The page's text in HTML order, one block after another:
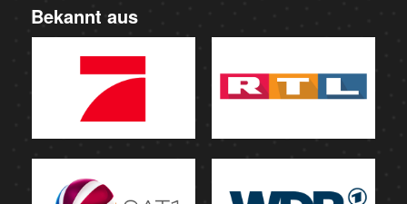
Bekannt aus